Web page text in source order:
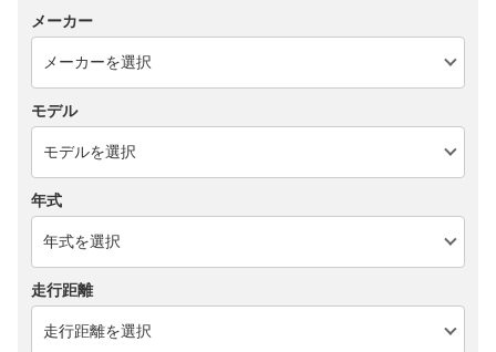
メーカー
モデル
年式
走行距離